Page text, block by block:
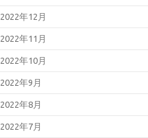
2022年12月
2022年11月
2022年10月
2022年9月
2022年8月
2022年7月